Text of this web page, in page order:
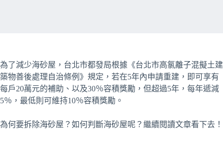
為了減少海砂屋，台北市都發局根據《台北市高氯離子混擬土建
築物善後處理自治條例》規定，若在5年內申請重建，即可享有
每戶20萬元的補助、以及30％容積獎勵，但超過5年，每年遞減
5％，最低則可維持10％容積獎勵。
為何要拆除海砂屋？如何判斷海砂屋呢？繼續閱讀文章看下去！